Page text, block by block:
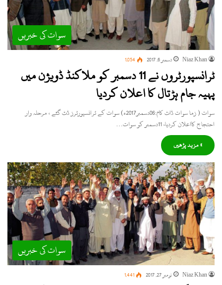
سوات کی خبریں
Niaz Khan دسمبر 6, 2017 1,054
ٹرانسپورٹروں نے 11 دسمبر کو ملاکنڈ ڈویژن میں
پہیہ جام ہڑتال کا اعلان کردیا
سوات ( زما سوات ڈاٹ کام:06دسمبر2017ء) سوات کے ٹرانسپورٹرز ڈٹ گئے ، مرحلہ وار
احتجاج کااعلان کردیا، 11دسمبر کو سوات…
» مزید پڑھیں
سوات کی خبریں
Niaz Khan نومبر 27, 2017 1,441